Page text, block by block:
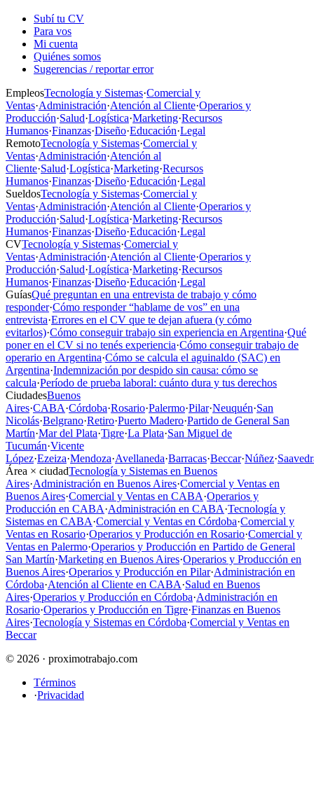
Subí tu CV
Para vos
Mi cuenta
Quiénes somos
Sugerencias / reportar error
EmpleosTecnología y Sistemas·Comercial y
Ventas·Administración·Atención al Cliente·Operarios y
Producción·Salud·Logística·Marketing·Recursos
Humanos·Finanzas·Diseño·Educación·Legal
RemotoTecnología y Sistemas·Comercial y
Ventas·Administración·Atención al
Cliente·Salud·Logística·Marketing·Recursos
Humanos·Finanzas·Diseño·Educación·Legal
SueldosTecnología y Sistemas·Comercial y
Ventas·Administración·Atención al Cliente·Operarios y
Producción·Salud·Logística·Marketing·Recursos
Humanos·Finanzas·Diseño·Educación·Legal
CVTecnología y Sistemas·Comercial y
Ventas·Administración·Atención al Cliente·Operarios y
Producción·Salud·Logística·Marketing·Recursos
Humanos·Finanzas·Diseño·Educación·Legal
GuíasQué preguntan en una entrevista de trabajo y cómo
responder·Cómo responder “hablame de vos” en una
entrevista·Errores en el CV que te dejan afuera (y cómo
evitarlos)·Cómo conseguir trabajo sin experiencia en Argentina·Qué
poner en el CV si no tenés experiencia·Cómo conseguir trabajo de
operario en Argentina·Cómo se calcula el aguinaldo (SAC) en
Argentina·Indemnización por despido sin causa: cómo se
calcula·Período de prueba laboral: cuánto dura y tus derechos
CiudadesBuenos
Aires·CABA·Córdoba·Rosario·Palermo·Pilar·Neuquén·San
Nicolás·Belgrano·Retiro·Puerto Madero·Partido de General San
Martín·Mar del Plata·Tigre·La Plata·San Miguel de
Tucumán·Vicente
López·Ezeiza·Mendoza·Avellaneda·Barracas·Beccar·Núñez·
Área × ciudadTecnología y Sistemas en Buenos
Aires·Administración en Buenos Aires·Comercial y Ventas en
Buenos Aires·Comercial y Ventas en CABA·Operarios y
Producción en CABA·Administración en CABA·Tecnología y
Sistemas en CABA·Comercial y Ventas en Córdoba·Comercial y
Ventas en Rosario·Operarios y Producción en Rosario·Comercial y
Ventas en Palermo·Operarios y Producción en Partido de General
San Martín·Marketing en Buenos Aires·Operarios y Producción en
Buenos Aires·Operarios y Producción en Pilar·Administración en
Córdoba·Atención al Cliente en CABA·Salud en Buenos
Aires·Operarios y Producción en Córdoba·Administración en
Rosario·Operarios y Producción en Tigre·Finanzas en Buenos
Aires·Tecnología y Sistemas en Córdoba·Comercial y Ventas en
Beccar
© 2026 · proximotrabajo.com
Términos
·Privacidad